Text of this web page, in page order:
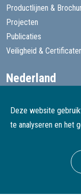
Deze website
te analyseren en het
Productlijnen &
Projecten
Publicaties
Veiligheid &
Nederland
België